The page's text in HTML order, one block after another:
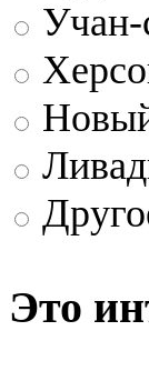
Учан-
Это